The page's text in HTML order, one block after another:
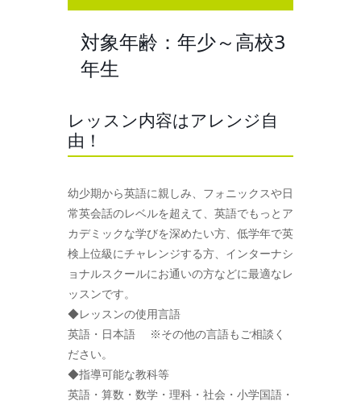
対象年齢：年少～高校3
年生
レッスン内容はアレンジ自
由！
幼少期から英語に親しみ、フォニックスや日
常英会話のレベルを超えて、英語でもっとア
カデミックな学びを深めたい方、低学年で英
検上位級にチャレンジする方、インターナシ
ョナルスクールにお通いの方などに最適なレ
ッスンです。
◆レッスンの使用言語
英語・日本語 ※その他の言語もご相談く
ださい。
◆指導可能な教科等
英語・算数・数学・理科・社会・小学国語・